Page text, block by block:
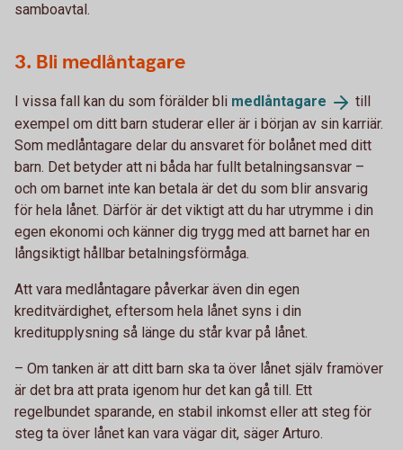
samboavtal.
3. Bli medlåntagare
I vissa fall kan du som förälder bli medlåntagare
till
exempel om ditt barn studerar eller är i början av sin karriär.
Som medlåntagare delar du ansvaret för bolånet med ditt
barn. Det betyder att ni båda har fullt betalningsansvar –
och om barnet inte kan betala är det du som blir ansvarig
för hela lånet. Därför är det viktigt att du har utrymme i din
egen ekonomi och känner dig trygg med att barnet har en
långsiktigt hållbar betalningsförmåga.
Att vara medlåntagare påverkar även din egen
kreditvärdighet, eftersom hela lånet syns i din
kreditupplysning så länge du står kvar på lånet.
– Om tanken är att ditt barn ska ta över lånet själv framöver
är det bra att prata igenom hur det kan gå till. Ett
regelbundet sparande, en stabil inkomst eller att steg för
steg ta över lånet kan vara vägar dit, säger Arturo.